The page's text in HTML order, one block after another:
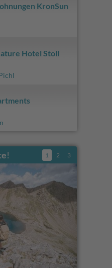
KronSun
Hotel Stoll
! 1 2 3